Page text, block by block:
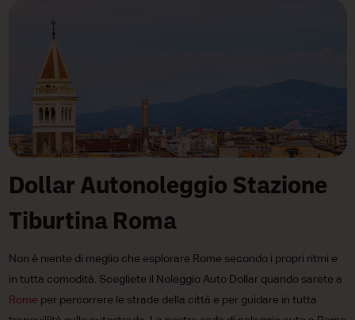
Dollar Autonoleggio Stazione
Tiburtina Roma
Non è niente di meglio che esplorare Rome secondo i propri ritmi e
in tutta comodità. Scegliete il Noleggio Auto Dollar quando sarete a
Rome per percorrere le strade della città e per guidare in tutta